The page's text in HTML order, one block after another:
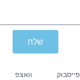
שלח
פייסבוק וואצפ